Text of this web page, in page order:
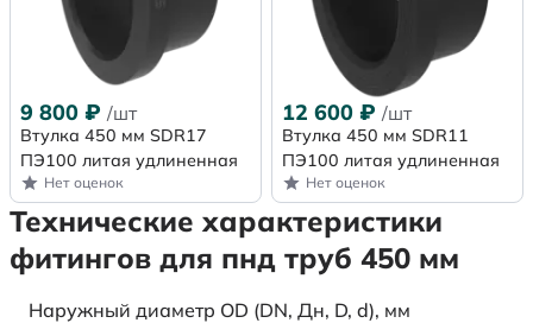
9 800 ₽ /шт
Втулка 450 мм SDR17
ПЭ100 литая удлиненная
Нет оценок
12 600 ₽ /шт
Втулка 450 мм SDR11
ПЭ100 литая удлиненная
Нет оценок
Технические характеристики
фитингов для пнд труб 450 мм
Наружный диаметр OD (DN, Дн, D, d), мм